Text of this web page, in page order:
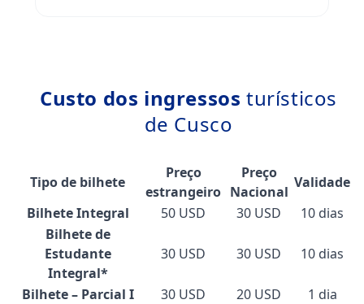
Custo dos ingressos turísticos
de Cusco
Tipo de bilhete
Preço
estrangeiro
Preço
Nacional
Validade
Bilhete Integral
50 USD 30 USD
10 dias
Bilhete de
Estudante
Integral*
30 USD 30 USD 10 dias
Bilhete – Parcial I 30 USD 20 USD
1 dia